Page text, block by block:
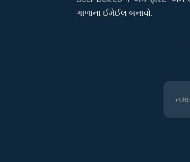
ગાળાના ઈમેઈલ બનાવો.